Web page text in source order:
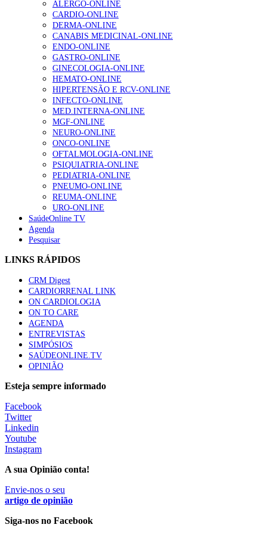
Especialistas alertam que centros públicos de PMA estão a
202 visualizações
Alguns milhares de utentes podem ficar sem médico de
família com nova regras do registo, alerta associação
155 visualizações
1.º Episódio do Podcast “Frequência Cardio – Sintoniza-
te na Insuficiência Cardíaca” da Bayer
99 visualizações
“Os programas de rastreio do cancro do pulmão são
custo-efetivos e representam um investimento
sustentável para os sistemas de saúde”
88 visualizações
apresentavam níveis elevados de Lp(a), revela estudo
Trodelvy aprovado para primeira linha no cancro da
mama triplo negativo metastático em doentes não
elegíveis para inibidores PD-(L)1
61 visualizações
MAIS NOTÍCIAS
Quase 11.900 jovens recorreram aos cheques psicólogo e
nutricionista no primeiro mês
7 Ago, 2026
apoio robótico em Portugal
ALERGO-ONLINE
CARDIO-ONLINE
DERMA-ONLINE
CANABIS MEDICINAL-ONLINE
ENDO-ONLINE
GASTRO-ONLINE
GINECOLOGIA-ONLINE
HEMATO-ONLINE
HIPERTENSÃO E RCV-ONLINE
INFECTO-ONLINE
MED.INTERNA-ONLINE
MGF-ONLINE
NEURO-ONLINE
ONCO-ONLINE
OFTALMOLOGIA-ONLINE
PSIQUIATRIA-ONLINE
PEDIATRIA-ONLINE
PNEUMO-ONLINE
REUMA-ONLINE
URO-ONLINE
SaúdeOnline TV
Agenda
Pesquisar
LINKS RÁPIDOS
CRM Digest
CARDIORRENAL LINK
ON CARDIOLOGIA
ON TO CARE
AGENDA
ENTREVISTAS
SIMPÓSIOS
SAÚDEONLINE.TV
OPINIÃO
Esteja sempre informado
Facebook
Twitter
Linkedin
Youtube
Instagram
A sua Opinião conta!
Envie-nos o seu
artigo de opinião
Siga-nos no Facebook